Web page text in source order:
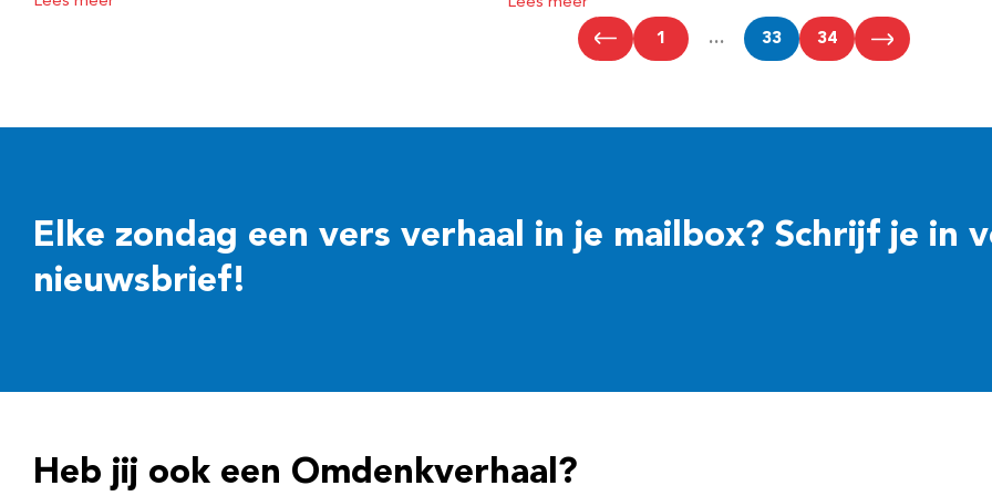
1 … 33 34
Elke zondag een vers verhaal in je mailbox? Schrijf je in
nieuwsbrief!
Heb jij ook een Omdenkverhaal?